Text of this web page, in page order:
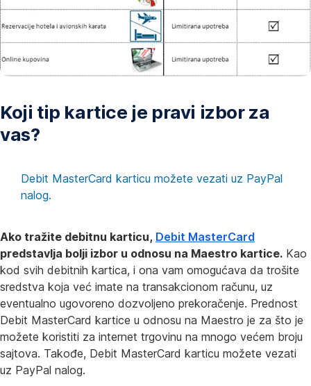
Koji tip kartice je pravi izbor za
vas?
Debit MasterCard karticu možete vezati uz PayPal
nalog.
Ako tražite debitnu karticu, Debit MasterCard
predstavlja bolji izbor u odnosu na Maestro kartice. Kao
kod svih debitnih kartica, i ona vam omogućava da trošite
sredstva koja već imate na transakcionom računu, uz
eventualno ugovoreno dozvoljeno prekoračenje. Prednost
Debit MasterCard kartice u odnosu na Maestro je za što je
možete koristiti za internet trgovinu na mnogo većem broju
sajtova. Takođe, Debit MasterCard karticu možete vezati
uz PayPal nalog.